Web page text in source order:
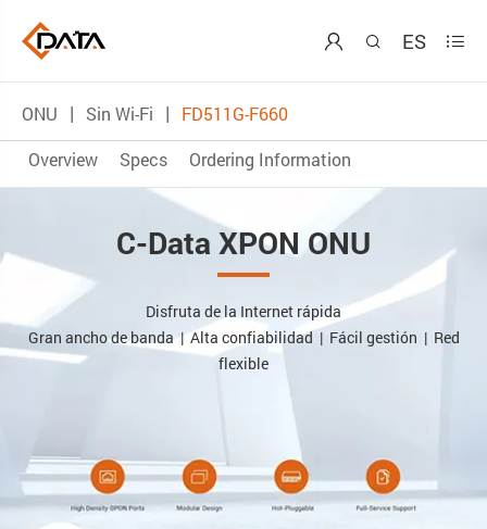
  ES 
ONU Sin Wi-Fi
FD511G-F660
Overview
Specs Ordering Information
C-Data XPON ONU
Disfruta de la Internet rápida
Gran ancho de banda | Alta confiabilidad | Fácil gestión | Red
flexible